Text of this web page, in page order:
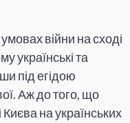
війни на сході
українські та
під егідою
Аж до того, що
на українських